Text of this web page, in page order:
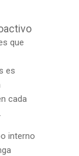
que
es
cada
interno